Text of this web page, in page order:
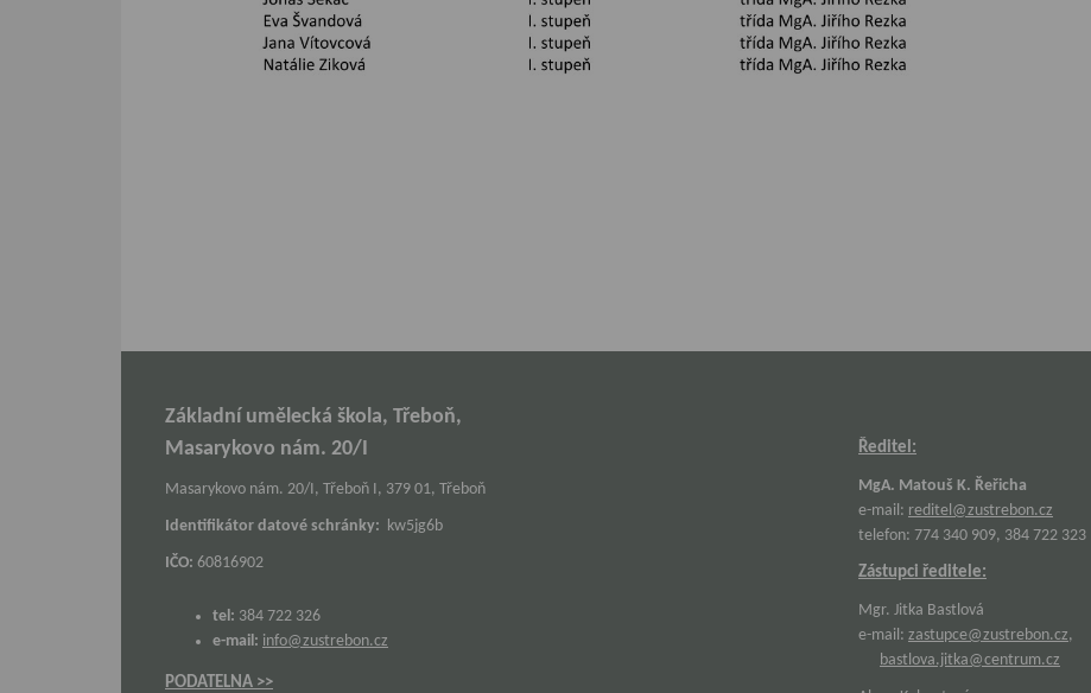
Základní umělecká škola, Třeboň,
Masarykovo nám. 20/I
Masarykovo nám. 20/I, Třeboň I, 379 01, Třeboň
Identifikátor datové schránky: kw5jg6b
IČO: 60816902
tel: 384 722 326
e-mail: info@zustrebon.cz
PODATELNA >>
Ředitel:
MgA. Matouš K. Řeřicha
e-mail: reditel@zustrebon.cz
telefon: 774 340 909, 384 722 323
Zástupci ředitele:
Mgr. Jitka Bastlová
e-mail: zastupce@zustrebon.cz,
bastlova.jitka@centrum.cz